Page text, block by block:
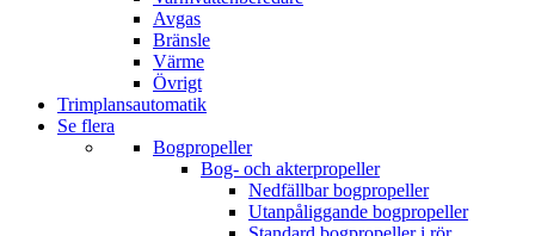
Avgas
Bränsle
Värme
Övrigt
Trimplansautomatik
Se flera
Bogpropeller
Bog- och akterpropeller
Nedfällbar bogpropeller
Utanpåliggande bogpropeller